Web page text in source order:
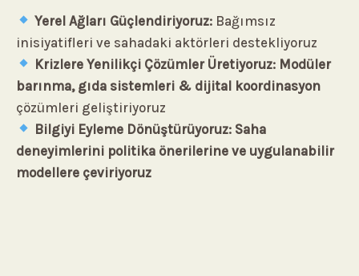
Yerel Ağları Güçlendiriyoruz: Bağımsız
inisiyatifleri ve sahadaki aktörleri destekliyoruz
Krizlere Yenilikçi Çözümler Üretiyoruz: Modüler
barınma, gıda sistemleri & dijital koordinasyon
çözümleri geliştiriyoruz
Bilgiyi Eyleme Dönüştürüyoruz: Saha
deneyimlerini politika önerilerine ve uygulanabilir
modellere çeviriyoruz